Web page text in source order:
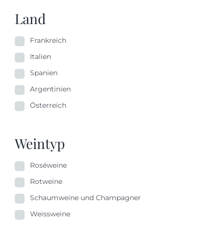
Land
Frankreich
Italien
Spanien
Argentinien
Österreich
Weintyp
Roséweine
Rotweine
Schaumweine und Champagner
Weissweine